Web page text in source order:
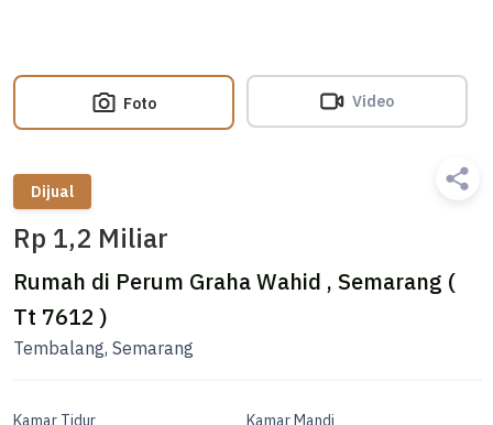
Foto Video
Dijual
Rp 1,2 Miliar
Rumah di Perum Graha Wahid , Semarang (
Tt 7612 )
Tembalang, Semarang
Kamar Tidur
Kamar Mandi